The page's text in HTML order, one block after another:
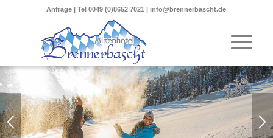
Anfrage | Tel0049 (0)8652 7021 |info@brennerbascht.de